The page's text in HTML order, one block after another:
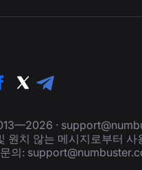
·
원치 않는 메시지로부터
의: